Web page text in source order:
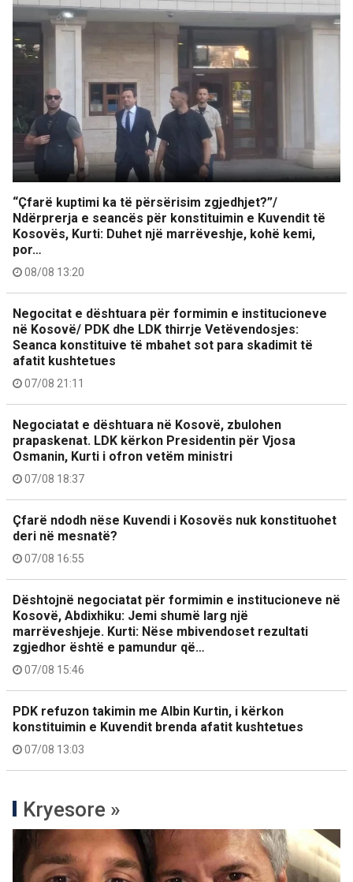
“Çfarë kuptimi ka të përsërisim zgjedhjet?”/
Ndërprerja e seancës për konstituimin e Kuvendit të
Kosovës, Kurti: Duhet një marrëveshje, kohë kemi,
por…
08/08 13:20
Negocitat e dështuara për formimin e institucioneve
në Kosovë/ PDK dhe LDK thirrje Vetëvendosjes:
Seanca konstituive të mbahet sot para skadimit të
afatit kushtetues
07/08 21:11
Negociatat e dështuara në Kosovë, zbulohen
prapaskenat. LDK kërkon Presidentin për Vjosa
Osmanin, Kurti i ofron vetëm ministri
07/08 18:37
Çfarë ndodh nëse Kuvendi i Kosovës nuk konstituohet
deri në mesnatë?
07/08 16:55
Dështojnë negociatat për formimin e institucioneve në
Kosovë, Abdixhiku: Jemi shumë larg një
marrëveshjeje. Kurti: Nëse mbivendoset rezultati
zgjedhor është e pamundur që…
07/08 15:46
PDK refuzon takimin me Albin Kurtin, i kërkon
konstituimin e Kuvendit brenda afatit kushtetues
07/08 13:03
Kryesore »